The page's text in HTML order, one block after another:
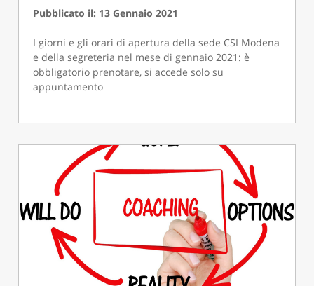
Pubblicato il: 13 Gennaio 2021
I giorni e gli orari di apertura della sede CSI Modena
e della segreteria nel mese di gennaio 2021: è
obbligatorio prenotare, si accede solo su
appuntamento